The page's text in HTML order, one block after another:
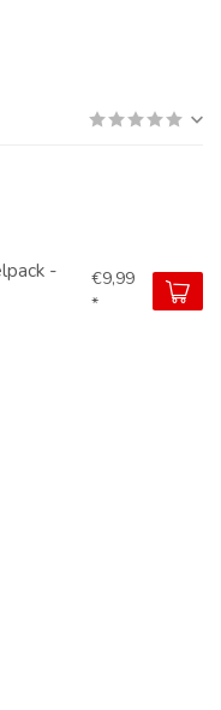
-
€9,99
*